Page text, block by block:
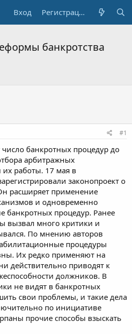
Вход Регистрация
банкротства
#1
банкротных процедур до
арбитражных
работы. 17 мая в
законопроект о
расширяет применение
и одновременно
банкротных процедур. Ранее
вызвал много критики и
По мнению авторов
процедуры
Их редко применяют на
действительно приводят к
должников. В
не видят в банкротных
свои проблемы, и такие дела
по инициативе
прочие способы взыскать